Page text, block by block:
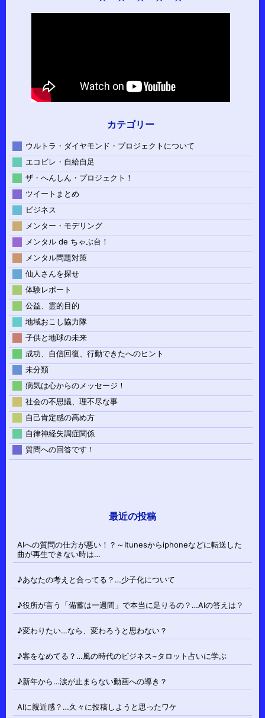
カテゴリー
ウルトラ・ダイヤモンド・プロジェクトについて
エコビレ・自給自足
ザ・へんしん・プロジェクト！
ツイートまとめ
ビジネス
メンター・モデリング
メンタル de ちゃぶ台！
メンタル問題対策
仙人さんを探せ
体験レポート
公益、霊的目的
地域おこし協力隊
子供と地球の未来
成功、自信回復、行動できたへのヒント
未分類
病気は心からのメッセージ！
社会の不思議、理不尽な事
自己肯定感の高め方
自律神経失調症関係
質問への回答です！
最近の投稿
AIへの質問の仕方が悪い！？～Itunesからiphoneなどに転送した
曲が再生できない時は…
♪あなたの考えと合ってる？…少子化について
♪役所が言う「備蓄は一週間」で本当に足りるの？…AIの答えは？
♪変わりたい…なら、変わろうと思わない？
♪客をなめてる？…風の時代のビジネス~タロット占いに学ぶ
♪新年から…涙が止まらない動画への導き？
AIに親近感？…久々に投稿しようと思ったワケ